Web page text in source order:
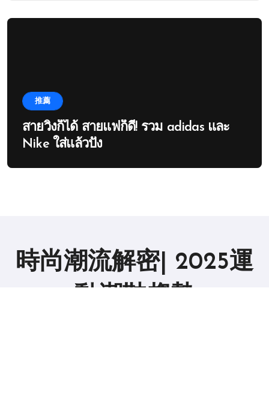
推薦
สายวิ่งก็ได้ สายแฟก็ดี! รวม adidas และ
Nike ใส่แล้วปัง
時尚潮流解密| 2025運